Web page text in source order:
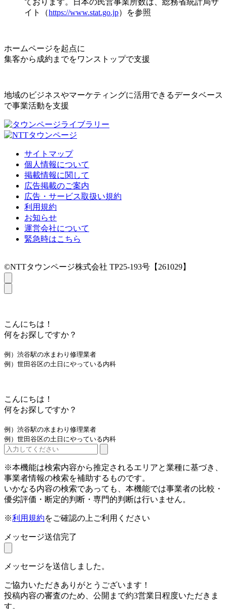
イト（https://www.stat.go.jp）を参照
ホームページを起点に
集客から成約までをワンストップで支援
地域のビジネスやマーケティングに活用できるデータベース
で事業活動を支援
サイトマップ
個人情報について
掲載情報に関して
広告掲載のご案内
広告・サービス取扱い規約
利用規約
お知らせ
運営会社について
緊急時はこちら
©NTTタウンページ株式会社 TP25-193号【261029】
こんにちは！
何をお探しですか？
例）渋谷駅の水まわり修理業者
例）世田谷区の土日にやっている内科
こんにちは！
何をお探しですか？
例）渋谷駅の水まわり修理業者
例）世田谷区の土日にやっている内科
※本機能は検索内容から推定されるエリアと業種に基づき、
事業者情報の検索を補助するものです。
いかなる内容の検索であっても、本機能では事業者の比較・
優劣評価・断定的判断・専門的判断は行いません。
※利用規約をご確認の上ご利用ください
メッセージ送信完了
メッセージを送信しました。
ご協力いただきありがとうございます！
投稿内容の審査のため、公開まで約3営業日程度いただきま
す。